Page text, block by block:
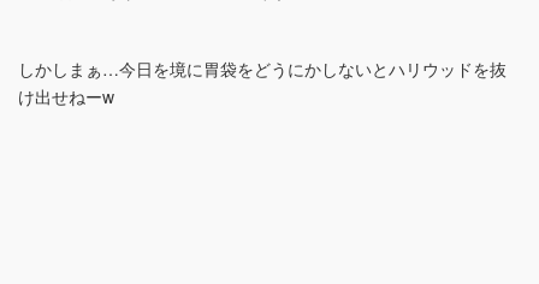
しかしまぁ…今日を境に胃袋をどうにかしないとハリウッドを抜
け出せねーw